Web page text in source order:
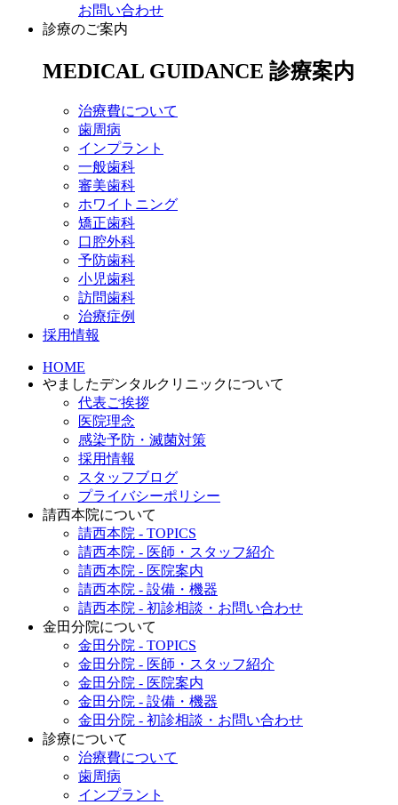
お問い合わせ
診療のご案内
MEDICAL GUIDANCE 診療案内
治療費について
歯周病
インプラント
一般歯科
審美歯科
ホワイトニング
矯正歯科
口腔外科
予防歯科
小児歯科
訪問歯科
治療症例
採用情報
HOME
やましたデンタルクリニックについて
代表ご挨拶
医院理念
感染予防・滅菌対策
採用情報
スタッフブログ
プライバシーポリシー
請西本院について
請西本院 - TOPICS
請西本院 - 医師・スタッフ紹介
請西本院 - 医院案内
請西本院 - 設備・機器
請西本院 - 初診相談・お問い合わせ
金田分院について
金田分院 - TOPICS
金田分院 - 医師・スタッフ紹介
金田分院 - 医院案内
金田分院 - 設備・機器
金田分院 - 初診相談・お問い合わせ
診療について
治療費について
歯周病
インプラント